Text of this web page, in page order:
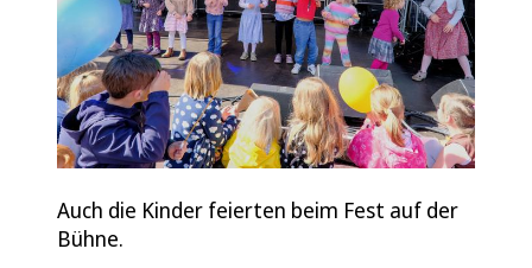
Auch die Kinder feierten beim Fest auf der
Bühne.